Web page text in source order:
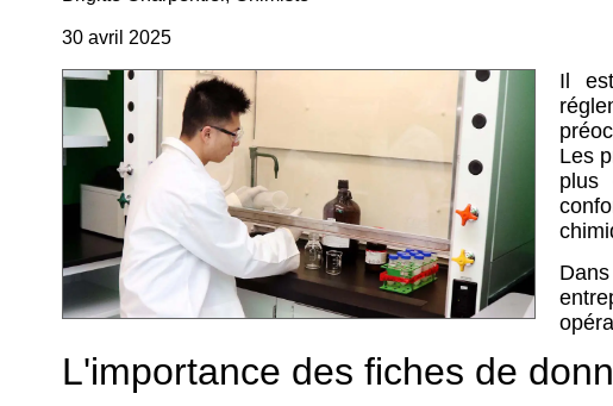
30 avril 2025
Il
Les
plus
L'importance des fiches de